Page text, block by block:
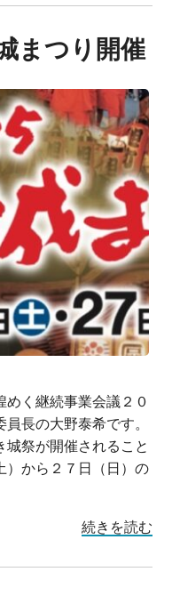
まつり開催
く継続事業会議２０
長の大野泰希です。
城祭が開催されること
）から２７日（日）の
続きを読む